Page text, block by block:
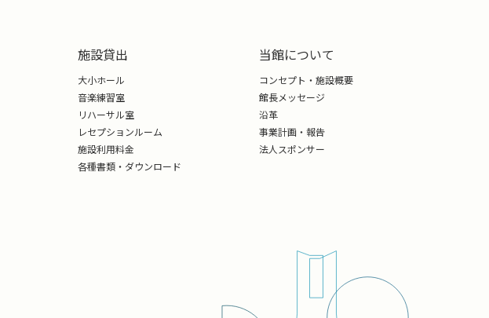
施設貸出
大小ホール
音楽練習室
リハーサル室
レセプションルーム
施設利用料金
各種書類・ダウンロード
当館について
コンセプト・施設概要
館長メッセージ
沿革
事業計画・報告
法人スポンサー